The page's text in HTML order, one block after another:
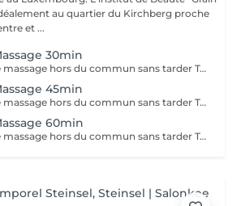
au quartier du Kirchberg proche
et ...
30min
Venez découvrir ce massage hors du commun sans tarder Tout d'abord nous utilisons une huile végétale et pure puis nous massons l'ensemble du corps en alternant brosses et pierres. Relaxation assurée ! Le corps est détendu et tonifié.
45min
Venez découvrir ce massage hors du commun sans tarder Tout d'abord nous utilisons une huile végétale et pure puis nous massons l'ensemble du corps en alternant brosses et pierres. Relaxation assurée. Le corps est détendu et tonifié.
60min
Venez découvrir ce massage hors du commun sans tarder Tout d'abord nous utilisons une huile végétale et pure puis nous massons l'ensemble du corps en alternant brosses et pierres. Relaxation assurée ! Le corps est détendu et tonifié.